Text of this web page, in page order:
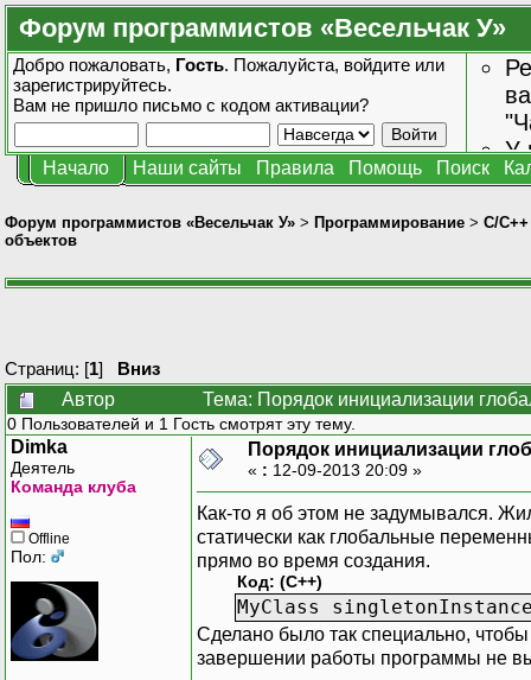
Форум программистов «Весельчак У»
Добро пожаловать, Гость. Пожалуйста, войдите или
зарегистрируйтесь.
Вам не пришло письмо с кодом активации?
У
Начало Наши сайты Правила Помощь Поиск
Форум программистов «Весельчак У» > Программирование > C/C++
объектов
Страниц: [1] Вниз
Автор
Тема: Порядок инициализации
0 Пользователей и 1 Гость смотрят эту тему.
Dimka
Деятель
Команда клуба
Offline
Пол:
Порядок инициализации
« : 12-09-2013 20:09 »
Как-то я об этом не задумывался.
статически как глобальные
прямо во время создания.
Код: (C++)
MyClass
Сделано было так специально,
завершении работы программы не